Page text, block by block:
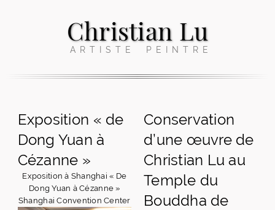
Christian Lu
ARTISTE PEINTRE
Exposition « de
Dong Yuan à
Cézanne »
Exposition à Shanghai « De
Dong Yuan à Cézanne »
Shanghai Convention Center
Conservation
d’une œuvre de
Christian Lu au
Temple du
Bouddha de